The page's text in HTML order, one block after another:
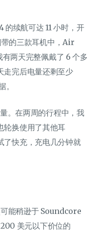
续航可达 11 小时，开
带的三款耳机中，Air
两天完整佩戴了 6 个多
走完后电量还剩至少
。
。在两周的行程中，我
轮换使用了其他耳
了快充，充电几分钟就
能稍逊于 Soundcore
美元以下价位的